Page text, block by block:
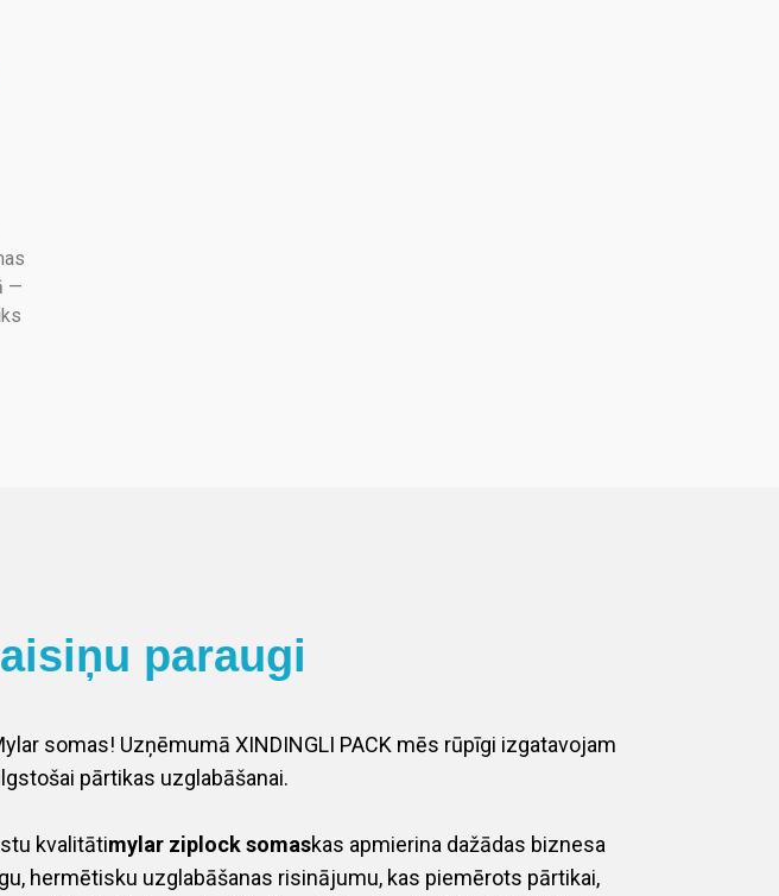
—
paraugi
somas! Uzņēmumā XINDINGLI PACK mēs rūpīgi izgatavojam
pārtikas uzglabāšanai.
kvalitātimylar ziplock somaskas apmierina dažādas biznesa
hermētisku uzglabāšanas risinājumu, kas piemērots pārtikai,